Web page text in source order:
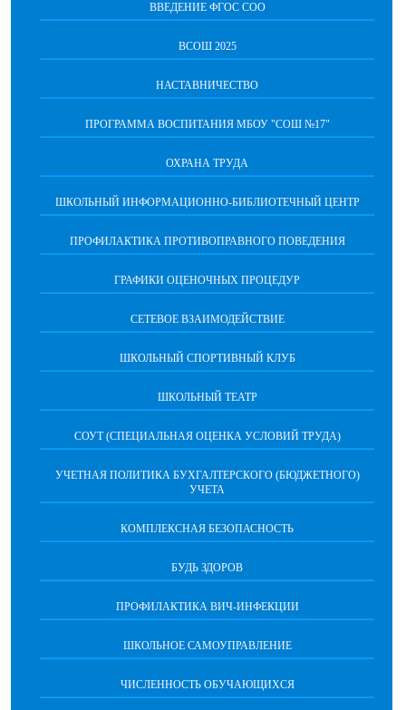
ВВЕДЕНИЕ ФГОС СОО
ВСОШ 2025
НАСТАВНИЧЕСТВО
ПРОГРАММА ВОСПИТАНИЯ МБОУ "СОШ №17"
ОХРАНА ТРУДА
ШКОЛЬНЫЙ ИНФОРМАЦИОННО-БИБЛИОТЕЧНЫЙ ЦЕНТР
ПРОФИЛАКТИКА ПРОТИВОПРАВНОГО ПОВЕДЕНИЯ
ГРАФИКИ ОЦЕНОЧНЫХ ПРОЦЕДУР
СЕТЕВОЕ ВЗАИМОДЕЙСТВИЕ
ШКОЛЬНЫЙ СПОРТИВНЫЙ КЛУБ
ШКОЛЬНЫЙ ТЕАТР
СОУТ (СПЕЦИАЛЬНАЯ ОЦЕНКА УСЛОВИЙ ТРУДА)
УЧЕТНАЯ ПОЛИТИКА БУХГАЛТЕРСКОГО (БЮДЖЕТНОГО)
УЧЕТА
КОМПЛЕКСНАЯ БЕЗОПАСНОСТЬ
БУДЬ ЗДОРОВ
ПРОФИЛАКТИКА ВИЧ-ИНФЕКЦИИ
ШКОЛЬНОЕ САМОУПРАВЛЕНИЕ
ЧИСЛЕННОСТЬ ОБУЧАЮЩИХСЯ